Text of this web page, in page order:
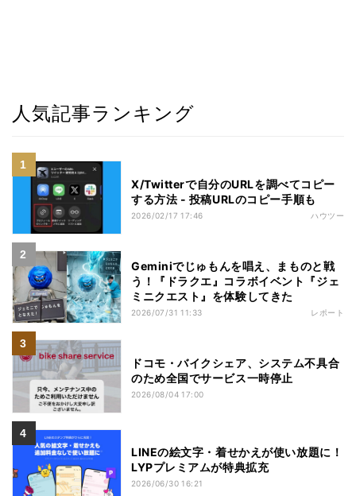
人気記事ランキング
X/Twitterで自分のURLを調べてコピー
する方法 - 投稿URLのコピー手順も
2026/02/17 17:46 ハウツー
Geminiでじゅもんを唱え、まものと戦
う！『ドラクエ』コラボイベント『ジェ
ミニクエスト』を体験してきた
2026/07/31 11:33 レポート
ドコモ・バイクシェア、システム不具合
のため全国でサービス一時停止
2026/08/04 17:00
LINEの絵文字・着せかえが使い放題に！
LYPプレミアムが特典拡充
2026/06/30 16:21